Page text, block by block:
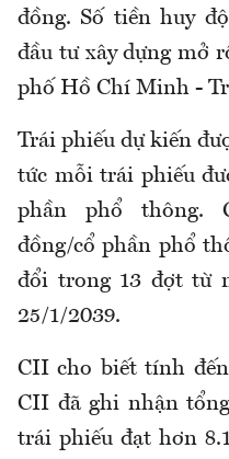
đồng. Số tiền huy
đầu tư xây dựng mở
phố Hồ Chí Minh -
Trái phiếu dự kiến
tức mỗi trái phiếu
phần phổ thông.
đồng/cổ phần phổ
đổi trong 13 đợt từ
25/1/2039.
CII cho biết tính đến
CII đã ghi nhận
trái phiếu đạt hơn